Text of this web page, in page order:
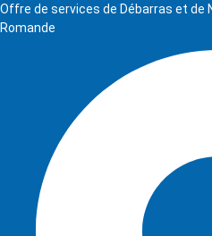
Offre de services de Débarras et de
Romande